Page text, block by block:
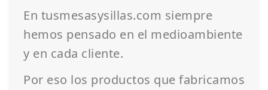
En tusmesasysillas.com siempre
hemos pensado en el medioambiente
y en cada cliente.
Por eso los productos que fabricamos